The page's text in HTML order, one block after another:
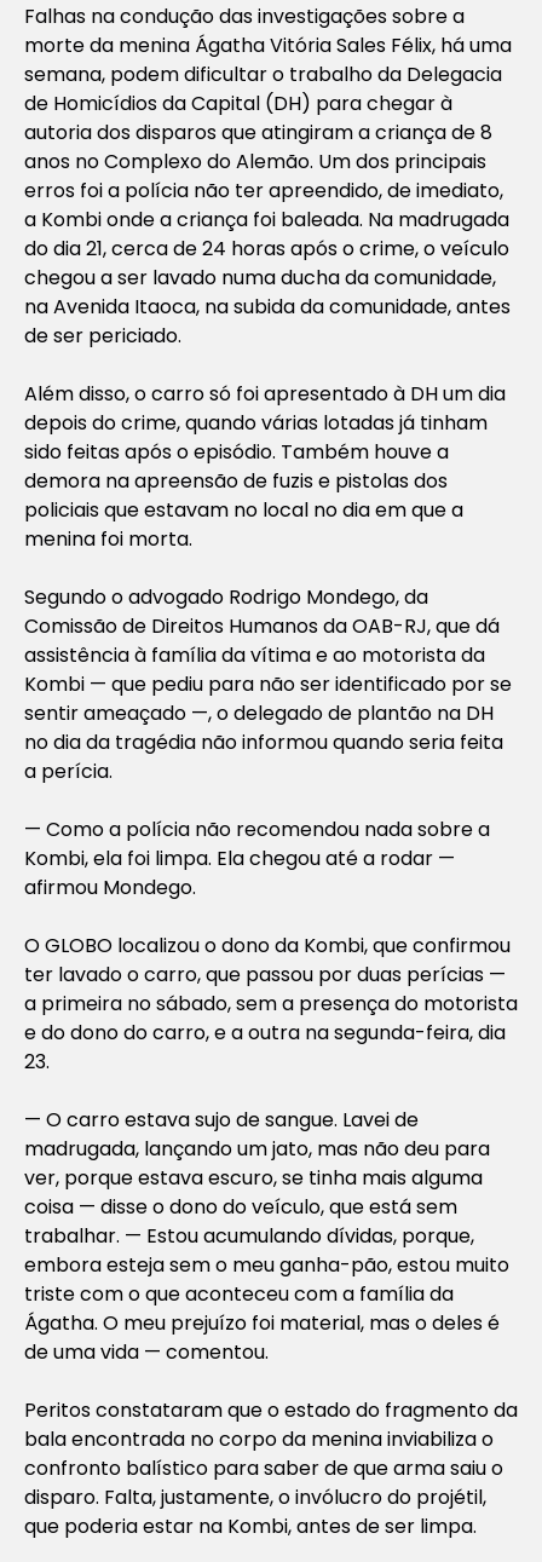
Falhas na condução das investigações sobre a
morte da menina Ágatha Vitória Sales Félix, há uma
semana, podem dificultar o trabalho da Delegacia
de Homicídios da Capital (DH) para chegar à
autoria dos disparos que atingiram a criança de 8
anos no Complexo do Alemão. Um dos principais
erros foi a polícia não ter apreendido, de imediato,
a Kombi onde a criança foi baleada. Na madrugada
do dia 21, cerca de 24 horas após o crime, o veículo
chegou a ser lavado numa ducha da comunidade,
na Avenida Itaoca, na subida da comunidade, antes
de ser periciado.
Além disso, o carro só foi apresentado à DH um dia
depois do crime, quando várias lotadas já tinham
sido feitas após o episódio. Também houve a
demora na apreensão de fuzis e pistolas dos
policiais que estavam no local no dia em que a
menina foi morta.
Segundo o advogado Rodrigo Mondego, da
Comissão de Direitos Humanos da OAB-RJ, que dá
assistência à família da vítima e ao motorista da
Kombi — que pediu para não ser identificado por se
sentir ameaçado —, o delegado de plantão na DH
no dia da tragédia não informou quando seria feita
a perícia.
— Como a polícia não recomendou nada sobre a
Kombi, ela foi limpa. Ela chegou até a rodar —
afirmou Mondego.
O GLOBO localizou o dono da Kombi, que confirmou
ter lavado o carro, que passou por duas perícias —
a primeira no sábado, sem a presença do motorista
e do dono do carro, e a outra na segunda-feira, dia
23.
— O carro estava sujo de sangue. Lavei de
madrugada, lançando um jato, mas não deu para
ver, porque estava escuro, se tinha mais alguma
coisa — disse o dono do veículo, que está sem
trabalhar. — Estou acumulando dívidas, porque,
embora esteja sem o meu ganha-pão, estou muito
triste com o que aconteceu com a família da
Ágatha. O meu prejuízo foi material, mas o deles é
de uma vida — comentou.
Peritos constataram que o estado do fragmento da
bala encontrada no corpo da menina inviabiliza o
confronto balístico para saber de que arma saiu o
disparo. Falta, justamente, o invólucro do projétil,
que poderia estar na Kombi, antes de ser limpa.